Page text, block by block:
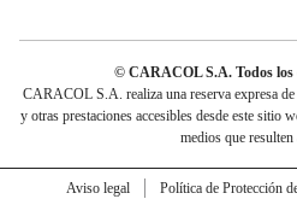
© CARACOL S.A. Todos los
CARACOL S.A. realiza una reserva expresa
y otras prestaciones accesibles desde este sitio
medios que resulten
Aviso legal Política de Protección